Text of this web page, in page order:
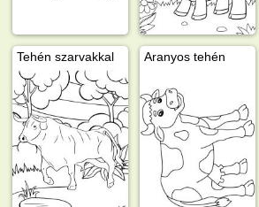
Tehén szarvakkal Aranyos tehén